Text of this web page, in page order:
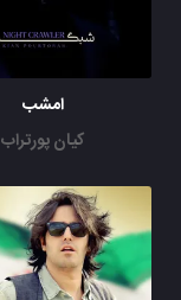
امشب
کیان پورتراب